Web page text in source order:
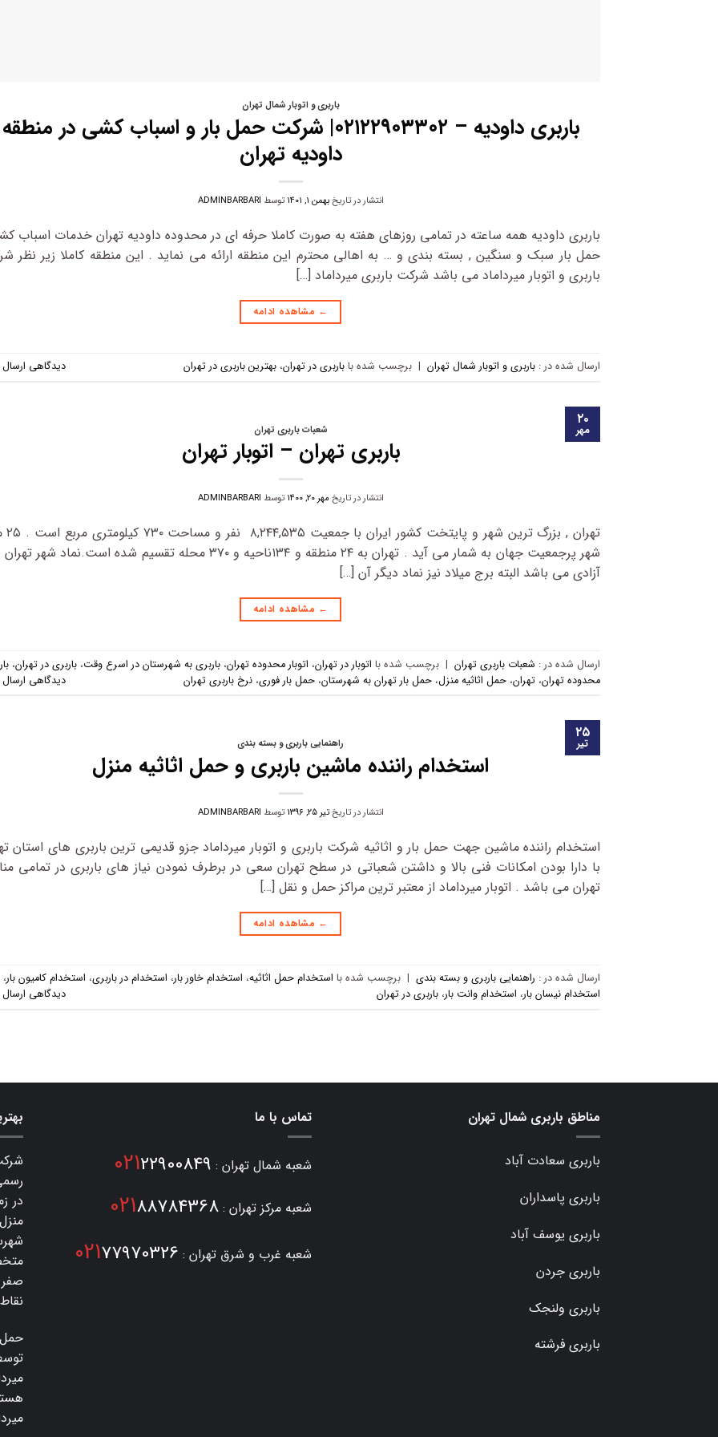
باربری و اتوبار شمال تهران
باربری داودیه – ۰۲۱۲۲۹۰۳۳۰۲| شرکت حمل بار و اسباب کشی در منطقه
داودیه تهران
انتشار در تاریخبهمن ۱, ۱۴۰۱ توسط ADMINBARBARI
باربری داودیه همه ساعته در تمامی روزهای هفته به صورت کاملا حرفه ای در محدوده داودیه تهران خدمات اسباب
حمل بار سبک و سنگین , بسته بندی و … به اهالی محترم این منطقه ارائه می نماید . این منطقه کاملا زیر نظر
باربری و اتوبار میرداماد می باشد شرکت باربری میرداماد […]
← مشاهده ادامه
ارسال شده در : باربری و اتوبار شمال تهران | برچسب‌ شده با باربری در تهران، بهترین باربری در تهران دیدگاهی ارسال
۲۰
مهر شعبات باربری تهران
باربری تهران – اتوبار تهران
انتشار در تاریخمهر ۲۰, ۱۴۰۰ توسط ADMINBARBARI
تهران , بزرگ
شهر پرجمعیت جهان به شمار می آید . تهران به ۲۴ منطقه و ۱۳۴ناحیه و ۳۷۰ محله تقسیم شده است.نماد
آزادی می باشد البته برج میلاد نیز نماد دیگر آن […]
← مشاهده ادامه
ارسال شده در : شعبات باربری تهران | برچسب‌ شده با اتوبار در تهران، اتوبار محدوده تهران، باربری به شهرستان در اسرع وقت، باربری در تهران،
محدوده تهران، تهران، حمل اثاثیه منزل، حمل بار تهران به شهرستان، حمل بار فوری، نرخ باربری تهران دیدگاهی ارسال
۲۵
تیر راهنمایی باربری و بسته بندی
استخدام راننده ماشین باربری و حمل اثاثیه منزل
انتشار در تاریختیر ۲۵, ۱۳۹۶ توسط ADMINBARBARI
استخدام راننده ماشین جهت حمل بار و اثاثیه شرکت باربری و اتوبار میرداماد جزو قدیمی ترین باربری های استان
با دارا بودن امکانات فنی بالا و داشتن شعباتی در سطح تهران سعی در برطرف نمودن نیاز های باربری در تمامی
تهران می باشد . اتوبار میرداماد از معتبر ترین مراکز حمل و نقل […]
← مشاهده ادامه
ارسال شده در : راهنمایی باربری و بسته بندی | برچسب‌ شده با استخدام حمل اثاثیه، استخدام خاور بار، استخدام در باربری، استخدام کامیون بار،
استخدام نیسان بار، استخدام وانت بار، باربری در تهران دیدگاهی ارسال
مناطق باربری شمال تهران
باربری سعادت آباد
باربری پاسداران
باربری یوسف آباد
باربری جردن
باربری ولنجک
باربری فرشته
تماس با ما
شعبه شمال تهران : 02122900849
شعبه مرکز تهران : 02188784368
شعبه غرب و شرق تهران : 02177970326
در